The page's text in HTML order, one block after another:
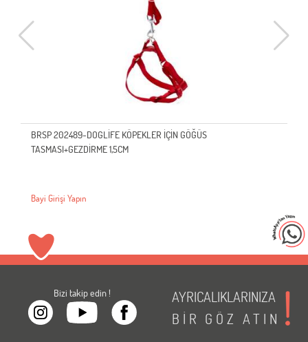
BRSP 202489-DOGLİFE KÖPEKLER İÇİN GÖĞÜS
TASMASI+GEZDİRME 1,5CM
Bayi Girişi Yapın
Bizi takip edin !
AYRICALIKLARINIZA
BİR GÖZ ATIN